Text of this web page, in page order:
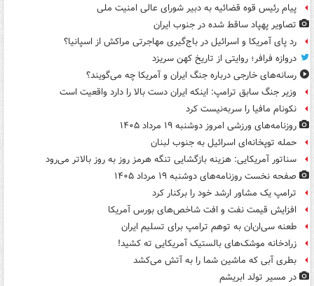
پیام رئیس قوه قضائیه به دبیر شورای عالی امنیت ملی
تصاویر پهپاد ساقط شده در جنوب ایران
رد پای آمریکا و اسرائیل در باج‌گیری مهاجرتی مراکش از اسپانیا؟
دروازه فرافر؛ روایتی از تاریخ کهن سریزد
رسانه‌های خارجی درباره جنگ ایران و آمریکا چه می‌گویند؟
وزیر جنگ سابق ترامپ: اینکه ایران دست بالا را دارد واقعیت است
نکونام مافیا را سربه‌نیست کرد
روزنامه‌های ورزشی امروز دوشنبه ۱۹ مرداد ۱۴۰۵
حمله توپخانه‌ای اسرائیل به جنوب لبنان
سناتور آمریکایی: هزینه بازگشایی تنگه هرمز روز به روز بالاتر می‌رود
صفحه نخست روزنامه‌های دوشنبه ۱۹ مرداد ۱۴۰۵
ترامپ یک مشاور ارشد خود را برکنار کرد
افزایش قیمت نفت و افت شاخص‌های بورس آمریکا
طعنه سی‌ان‌ان به توهم ترامپ برای تسلیم ایران
زرادخانه موشک‌های بالستیک آمریکایی ته کشید!
بطری آبی که ماشین شما را به آتش می‌کشد
در مسیر تولد ابریشم